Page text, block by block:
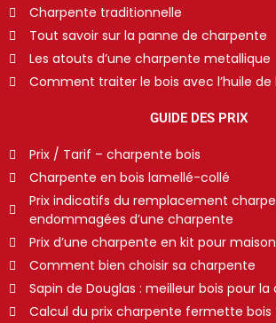
Charpente traditionnelle
Tout savoir sur la panne de charpente
Les atouts d’une charpente metallique
Comment traiter le bois avec l’huile de
GUIDE DES PRIX
Prix / Tarif – charpente bois
Charpente en bois lamellé-collé
Prix indicatifs du remplacement
endommagées d’une charpente
Prix d’une charpente en kit pour
Comment bien choisir sa charpente
Sapin de Douglas : meilleur bois pour
Calcul du prix charpente fermette bois